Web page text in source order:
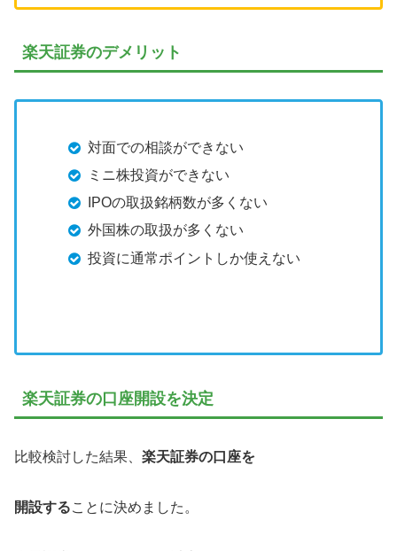
楽天証券のデメリット
対面での相談ができない
ミニ株投資ができない
IPOの取扱銘柄数が多くない
外国株の取扱が多くない
投資に通常ポイントしか使えない
楽天証券の口座開設を決定
比較検討した結果、 楽天証券の口座を
開設することに決めました。